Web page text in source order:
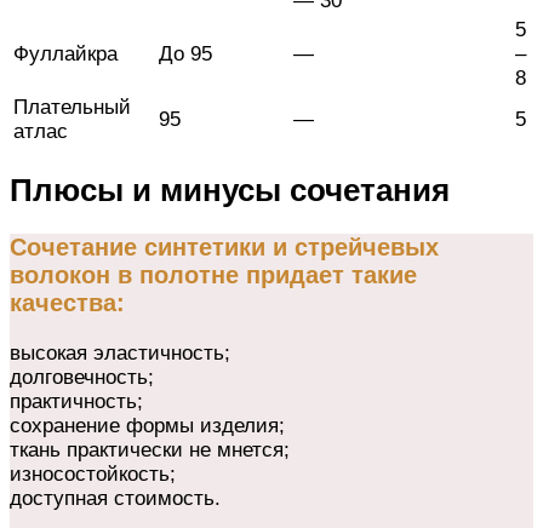
Фуллайкра До 95 —
5
–
8
Плательный
атлас
95 — 5
Плюсы и минусы сочетания
Сочетание синтетики и стрейчевых
волокон в полотне придает такие
качества:
высокая эластичность;
долговечность;
практичность;
сохранение формы изделия;
ткань практически не мнется;
износостойкость;
доступная стоимость.